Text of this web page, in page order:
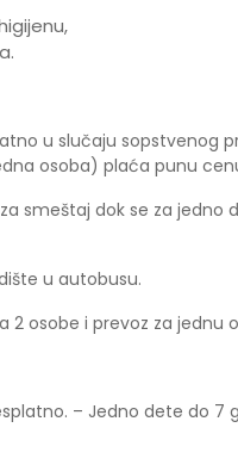
u slučaju sopstvenog
osoba) plaća punu
smeštaj dok se za
u autobusu.
2 osobe i prevoz za jednu
– Jedno dete do